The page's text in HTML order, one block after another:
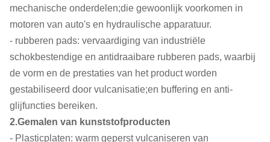
mechanische onderdelen;die gewoonlijk voorkomen in
motoren van auto's en hydraulische apparatuur.
- rubberen pads: vervaardiging van industriële
schokbestendige en antidraaibare rubberen pads, waarbij
de vorm en de prestaties van het product worden
gestabiliseerd door vulcanisatie;en buffering en anti-
glijfuncties bereiken.
2.Gemalen van kunststofproducten
- Plasticplaten: warm geperst vulcaniseren van